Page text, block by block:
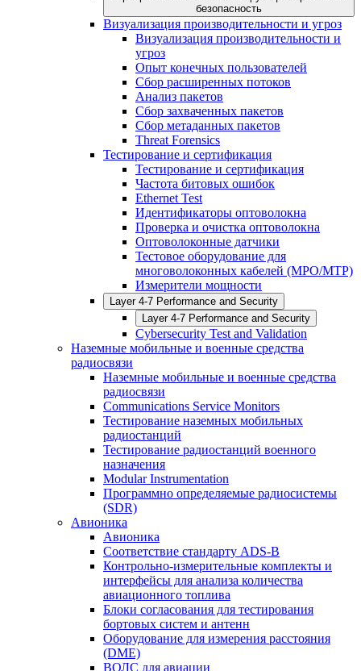
безопасность
Визуализация производительности и угроз
Визуализация производительности и
угроз
Опыт конечных пользователей
Сбор расширенных потоков
Анализ пакетов
Сбор захваченных пакетов
Сбор метаданных пакетов
Threat Forensics
Тестирование и сертификация
Тестирование и сертификация
Частота битовых ошибок
Ethernet Test
Идентификаторы оптоволокна
Проверка и очистка оптоволокна
Оптоволоконные датчики
Тестовое оборудование для
многоволоконных кабелей (MPO/MTP)
Измерители мощности
Layer 4-7 Performance and Security
Layer 4-7 Performance and Security
Cybersecurity Test and Validation
Наземные мобильные и военные средства
радиосвязи
Наземные мобильные и военные средства
радиосвязи
Communications Service Monitors
Тестирование наземных мобильных
радиостанций
Тестирование радиостанций военного
назначения
Modular Instrumentation
Программно определяемые радиосистемы
(SDR)
Авионика
Авионика
Соответствие стандарту ADS-B
Контрольно-измерительные комплекты и
интерфейсы для анализа количества
авиационного топлива
Блоки согласования для тестирования
бортовых систем и антенн
Оборудование для измерения расстояния
(DME)
ВОЛС для авиации